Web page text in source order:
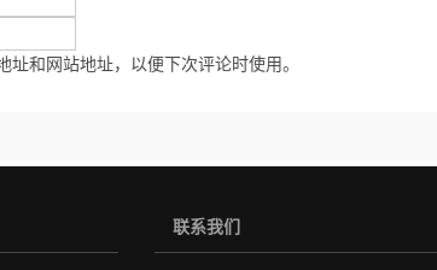
和网站地址，以便下次评论时使用。
联系我们